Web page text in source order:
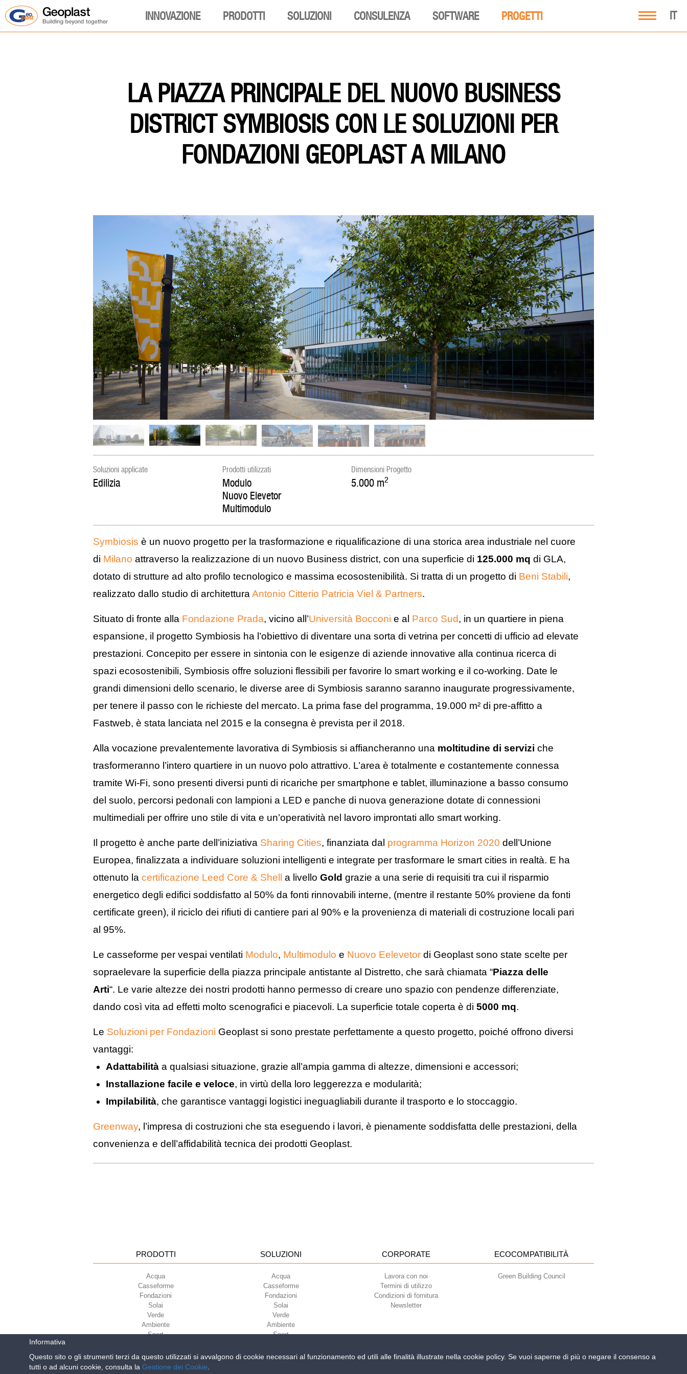
IT
INNOVAZIONE PRODOTTI SOLUZIONI CONSULENZA SOFTWARE PROGETTI
LA PIAZZA PRINCIPALE DEL NUOVO BUSINESS
DISTRICT SYMBIOSIS CON LE SOLUZIONI PER
FONDAZIONI GEOPLAST A MILANO
Soluzioni applicate
Edilizia
Prodotti utilizzati
Modulo
Nuovo Elevetor
Multimodulo
Dimensioni Progetto
5.000 m2
Symbiosis è un nuovo progetto per la trasformazione e riqualificazione di una storica area industriale nel cuore
di Milano attraverso la realizzazione di un nuovo Business district, con una superficie di 125.000 mq di GLA,
dotato di strutture ad alto profilo tecnologico e massima ecosostenibilità. Si tratta di un progetto di Beni Stabili,
realizzato dallo studio di architettura Antonio Citterio Patricia Viel & Partners.
Situato di fronte alla Fondazione Prada, vicino all’Università Bocconi e al Parco Sud, in un quartiere in piena
espansione, il progetto Symbiosis ha l’obiettivo di diventare una sorta di vetrina per concetti di ufficio ad elevate
prestazioni. Concepito per essere in sintonia con le esigenze di aziende innovative alla continua ricerca di
spazi ecosostenibili, Symbiosis offre soluzioni flessibili per favorire lo smart working e il co-working. Date le
grandi dimensioni dello scenario, le diverse aree di Symbiosis saranno saranno inaugurate progressivamente,
per tenere il passo con le richieste del mercato. La prima fase del programma, 19.000 m² di pre-affitto a
Fastweb, è stata lanciata nel 2015 e la consegna è prevista per il 2018.
Alla vocazione prevalentemente lavorativa di Symbiosis si affiancheranno una moltitudine di servizi che
trasformeranno l’intero quartiere in un nuovo polo attrattivo. L’area è totalmente e costantemente connessa
tramite Wi-Fi, sono presenti diversi punti di ricariche per smartphone e tablet, illuminazione a basso consumo
del suolo, percorsi pedonali con lampioni a LED e panche di nuova generazione dotate di connessioni
multimediali per offrire uno stile di vita e un’operatività nel lavoro improntati allo smart working.
Il progetto è anche parte dell’iniziativa Sharing Cities, finanziata dal programma Horizon 2020 dell’Unione
Europea, finalizzata a individuare soluzioni intelligenti e integrate per trasformare le smart cities in realtà. E ha
ottenuto la certificazione Leed Core & Shell a livello Gold grazie a una serie di requisiti tra cui il risparmio
energetico degli edifici soddisfatto al 50% da fonti rinnovabili interne, (mentre il restante 50% proviene da fonti
certificate green), il riciclo dei rifiuti di cantiere pari al 90% e la provenienza di materiali di costruzione locali pari
al 95%.
Le casseforme per vespai ventilati Modulo, Multimodulo e Nuovo Eelevetor di Geoplast sono state scelte per
sopraelevare la superficie della piazza principale antistante al Distretto, che sarà chiamata “Piazza delle
Arti“. Le varie altezze dei nostri prodotti hanno permesso di creare uno spazio con pendenze differenziate,
dando così vita ad effetti molto scenografici e piacevoli. La superficie totale coperta è di 5000 mq.
Le Soluzioni per Fondazioni Geoplast si sono prestate perfettamente a questo progetto, poiché offrono diversi
vantaggi:
Adattabilità a qualsiasi situazione, grazie all’ampia gamma di altezze, dimensioni e accessori;
Installazione facile e veloce, in virtù della loro leggerezza e modularità;
Impilabilità, che garantisce vantaggi logistici ineguagliabili durante il trasporto e lo stoccaggio.
Greenway, l’impresa di costruzioni che sta eseguendo i lavori, è pienamente soddisfatta delle prestazioni, della
convenienza e dell’affidabilità tecnica dei prodotti Geoplast.
PRODOTTI
Acqua
Casseforme
Fondazioni
Solai
Verde
Ambiente
Sport
SOLUZIONI
Acqua
Casseforme
Fondazioni
Solai
Verde
Ambiente
Sport
CORPORATE
Lavora con noi
Termini di utilizzo
Condizioni di fornitura
Newsletter
ECOCOMPATIBILITÀ
Green Building Council
Geoplast S.p.A.| Via Martiri della Libertà, 6/8 - 35010 Grantorto (Padova) ITALY - Tel
Informativa
Questo sito o gli strumenti terzi da questo utilizzati si avvalgono di cookie necessari al funzionamento ed utili alle finalità illustrate nella cookie policy. Se vuoi saperne di più o negare il consenso a
tutti o ad alcuni cookie, consulta la Gestione dei Cookie